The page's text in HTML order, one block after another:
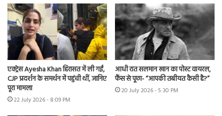
एक्ट्रेस Ayesha Khan हिरासत में ली गईं,
CJP प्रदर्शन के समर्थन में पहुंची थीं, जानिए
पूरा मामला
22 July 2026 - 8:09 PM
आधी रात सलमान खान का पोस्ट वायरल,
फैंस से पूछा- “आपकी तबीयत कैसी है?”
20 July 2026 - 5:30 PM